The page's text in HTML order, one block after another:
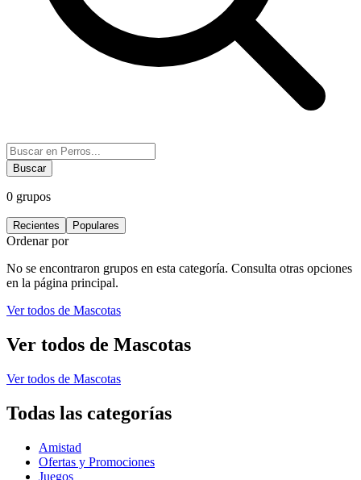
Buscar
0 grupos
Recientes Populares
Ordenar por
No se encontraron grupos en esta categoría. Consulta otras opciones
en la página principal.
Ver todos de Mascotas
Ver todos de Mascotas
Ver todos de Mascotas
Todas las categorías
Amistad
Ofertas y Promociones
Juegos